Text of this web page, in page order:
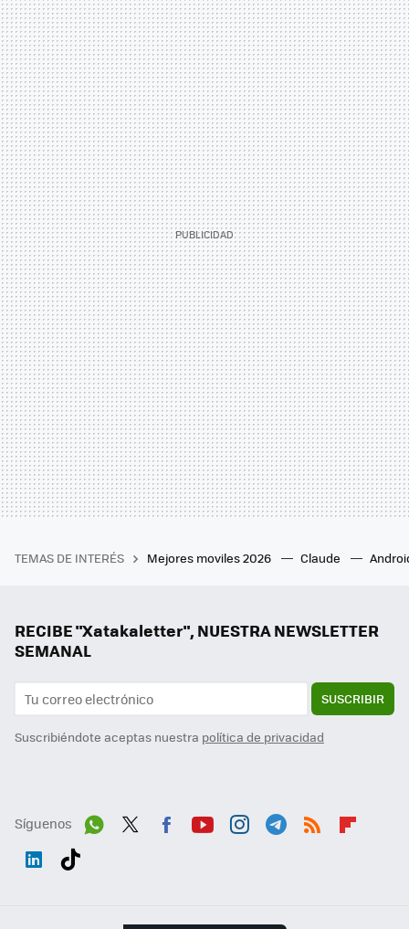
TEMAS DE INTERÉS Mejores moviles 2026 Claude
RECIBE "Xatakaletter", NUESTRA NEWSLETTER
SEMANAL
SUSCRIBIR
Suscribiéndote aceptas nuestra política de privacidad
Síguenos